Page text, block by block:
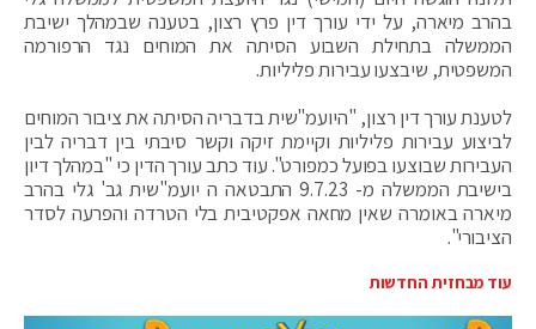
בהרב מיארה, על ידי עורך דין פרץ רצון, בטענה שבמהלך ישיבת
הממשלה בתחילת השבוע הסיתה את המוחים נגד הרפורמה
המשפטית, שיבצעו עבירות פליליות.
לטענת עורך דין רצון, "היועמ"שית בדבריה הסיתה את ציבור המוחים
לביצוע עבירות פליליות וקיימת זיקה וקשר סיבתי בין דבריה לבין
העבירות שבוצעו בפועל כמפורט". עוד כתב עורך הדין כי "במהלך דיון
בישיבת הממשלה מ- 9.7.23 התבטאה ה יועמ"שית גב' גלי בהרב
מיארה באומרה שאין מחאה אפקטיבית בלי הטרדה והפרעה לסדר
הציבורי".
עוד מבחזית החדשות